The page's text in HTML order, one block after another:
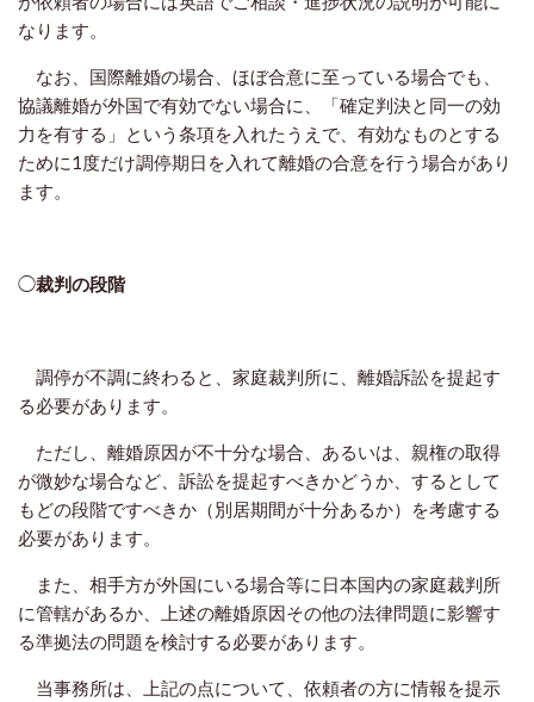
なります。
なお、国際離婚の場合、ほぼ合意に至っている場合でも、
協議離婚が外国で有効でない場合に、「確定判決と同一の効
力を有する」という条項を入れたうえで、有効なものとする
ために1度だけ調停期日を入れて離婚の合意を行う場合があり
ます。
◯裁判の段階
調停が不調に終わると、家庭裁判所に、離婚訴訟を提起す
る必要があります。
ただし、離婚原因が不十分な場合、あるいは、親権の取得
が微妙な場合など、訴訟を提起すべきかどうか、するとして
もどの段階ですべきか（別居期間が十分あるか）を考慮する
必要があります。
また、相手方が外国にいる場合等に日本国内の家庭裁判所
に管轄があるか、上述の離婚原因その他の法律問題に影響す
る準拠法の問題を検討する必要があります。
当事務所は、上記の点について、依頼者の方に情報を提示